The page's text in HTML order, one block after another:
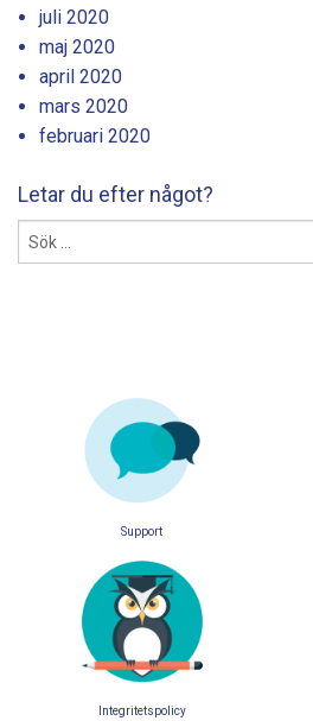
juli 2020
maj 2020
april 2020
mars 2020
februari 2020
Letar du efter något?
Sök
Support
Integritetspolicy